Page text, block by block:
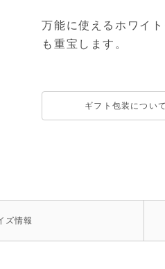
万能に使えるホワイ
も重宝します。
ギフト包装について
ズ情報